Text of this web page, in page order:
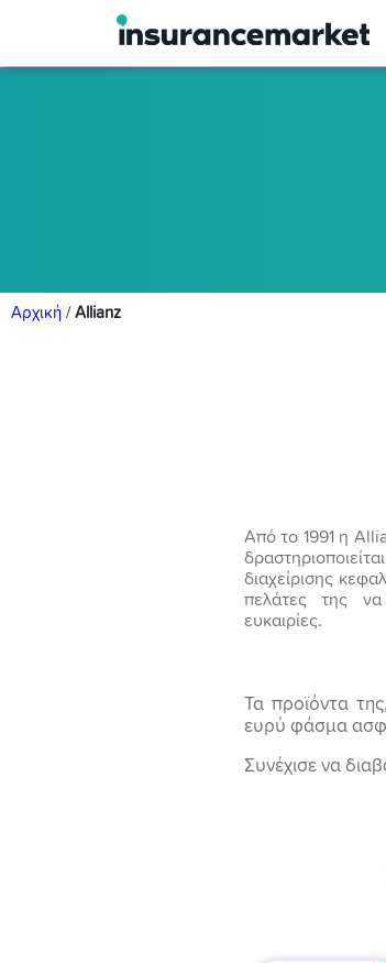
Αρχική / Allianz
Από το 1991 η
διαχείρισης
πελάτες της να
ευκαιρίες.
Τα προϊόντα
ευρύ φάσμα
Συνέχισε να